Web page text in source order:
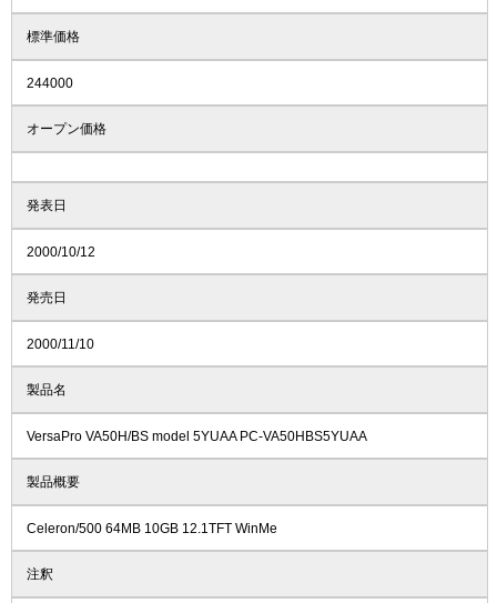
標準価格
244000
オープン価格
発表日
2000/10/12
発売日
2000/11/10
製品名
VersaPro VA50H/BS model 5YUAA PC-VA50HBS5YUAA
製品概要
Celeron/500 64MB 10GB 12.1TFT WinMe
注釈